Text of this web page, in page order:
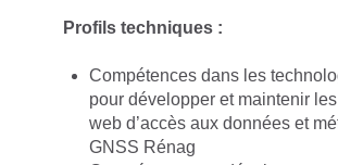
Profils techniques :
Compétences dans les
pour développer et maintenir
web d’accès aux données et
GNSS Rénag